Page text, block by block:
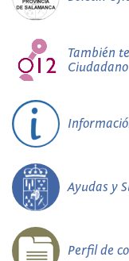
También
Ciudadano
Ayudas y
Perfil de